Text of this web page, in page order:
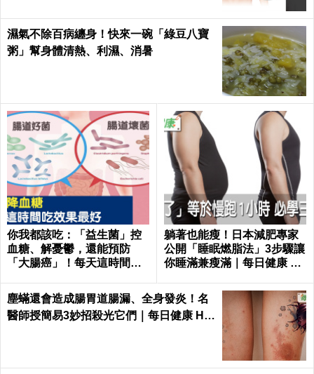
濕氣不除百病纏身！快來一碗「綠豆八寶
粥」幫身體清熱、利濕、消暑
你我都該吃：「益生菌」控
血糖、解憂鬱，還能預防
「大腸癌」！每天這時間吃
躺著也能瘦！日本減肥專家
公開「睡眠燃脂法」3步驟讓
你睡滿兼瘦滿｜每日健康 He
塵蟎還會造成腸胃道腸漏、全身發炎！名
醫師授簡易3妙招殺光它們｜每日健康 He